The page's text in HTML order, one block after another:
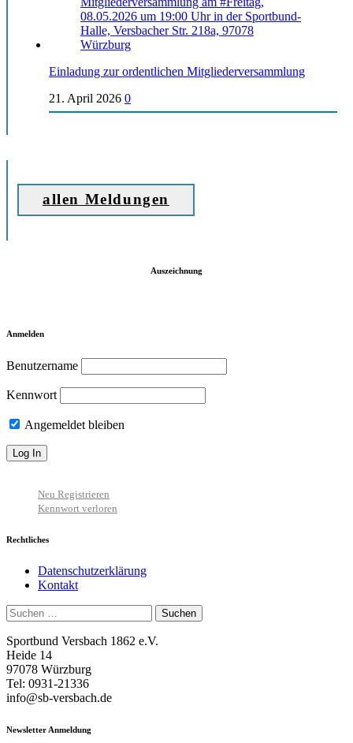
Einladung zur ordentlichen Mitgliederversammlung
21. April 2026 0
allen Meldungen
Auszeichnung
Anmelden
Benutzername
Kennwort
Angemeldet bleiben
Neu Registrieren
Kennwort verloren
Rechtliches
Datenschutzerklärung
Kontakt
Suchen
nach:
Sportbund Versbach 1862 e.V.
Heide 14
97078 Würzburg
Tel: 0931-21336
info@sb-versbach.de
Newsletter Anmeldung